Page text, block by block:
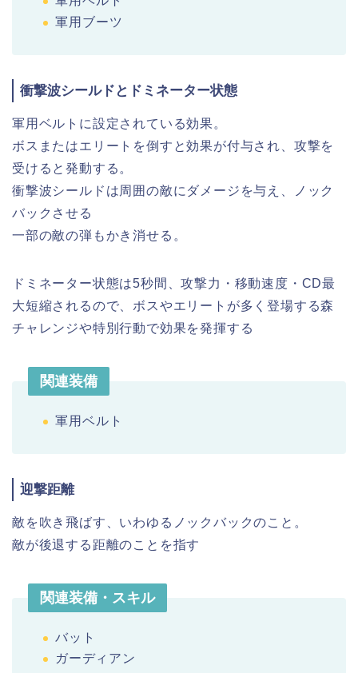
軍用ブーツ
衝撃波シールドとドミネーター状態
軍用ベルトに設定されている効果。
ボスまたはエリートを倒すと効果が付与され、攻撃を
受けると発動する。
衝撃波シールドは周囲の敵にダメージを与え、ノック
バックさせる
一部の敵の弾もかき消せる。
ドミネーター状態は5秒間、攻撃力・移動速度・CD最
大短縮されるので、ボスやエリートが多く登場する森
チャレンジや特別行動で効果を発揮する
関連装備
軍用ベルト
迎撃距離
敵を吹き飛ばす、いわゆるノックバックのこと。
敵が後退する距離のことを指す
関連装備・スキル
バット
ガーディアン